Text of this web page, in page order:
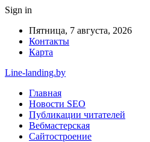
Sign in
Пятница, 7 августа, 2026
Контакты
Карта
Line-landing.by
Главная
Новости SEO
Публикации читателей
Вебмастерская
Сайтостроение